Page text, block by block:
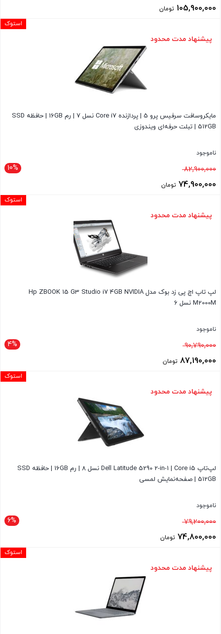
اصلی105,900,000 تومان
فعلی
پیشنهاد مدت محدود
مایکروسافت سرفیس پرو 5 | پردازنده Core i7 نسل 7 | رم 16GB | حافظه SSD
512GB | تبلت حرفه‌ای ویندوزی
ناموجود
10% 82,900,000قیمت
اصلی74,900,000 تومان
فعلی
استوک
پیشنهاد مدت محدود
لپ تاپ اچ پی زد بوک مدل Hp ZBOOK 15 G3 Studio i7 4GB NVIDIA
M2000M نسل 6
ناموجود
4% 90,790,000قیمت
اصلی87,190,000 تومان
فعلی
استوک
پیشنهاد مدت محدود
لپ‌تاپ Dell Latitude 5290 2-in-1 | Core i5 نسل 8 | رم 16GB | حافظه SSD
512GB | صفحه‌نمایش لمسی
ناموجود
6% 79,200,000قیمت
اصلی74,800,000 تومان
فعلی
استوک
پیشنهاد مدت محدود
استوک